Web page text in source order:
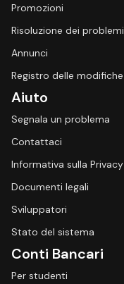
Promozioni
Risoluzione dei problemi
Annunci
Registro delle modifiche
Aiuto
Segnala un problema
Contattaci
Informativa sulla Privacy
Documenti legali
Sviluppatori
Stato del sistema
Conti Bancari
Per studenti